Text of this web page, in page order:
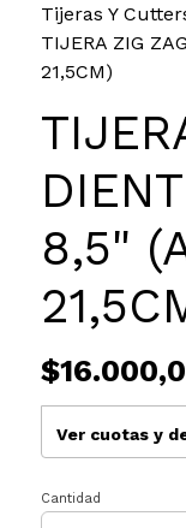
Tijeras Y
TIJERA ZIG
21,5CM)
8,5"
Ver cuotas y
Cantidad